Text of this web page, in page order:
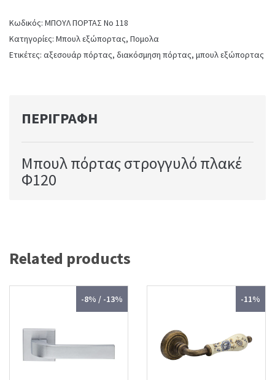
Κωδικός: ΜΠΟΥΛ ΠΟΡΤΑΣ Νο 118
Κατηγορίες: Μπουλ εξώπορτας, Πομολα
Ετικέτες: αξεσουάρ πόρτας, διακόσμηση πόρτας, μπουλ εξώπορτας
ΠΕΡΙΓΡΑΦΉ
Μπουλ πόρτας στρογγυλό πλακέ
Φ120
Related products
-8% / -13% -11%